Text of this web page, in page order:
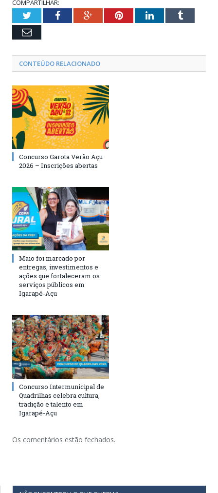
COMPARTILHAR:
TwitterFacebookGoogle+PinterestLinkedInTumblr
Email
CONTEÚDO RELACIONADO
Concurso Garota Verão Açu
2026 – Inscrições abertas
Maio foi marcado por
entregas, investimentos e
ações que fortaleceram os
serviços públicos em
Igarapé-Açu
Concurso Intermunicipal de
Quadrilhas celebra cultura,
tradição e talento em
Igarapé-Açu
Os comentários estão fechados.